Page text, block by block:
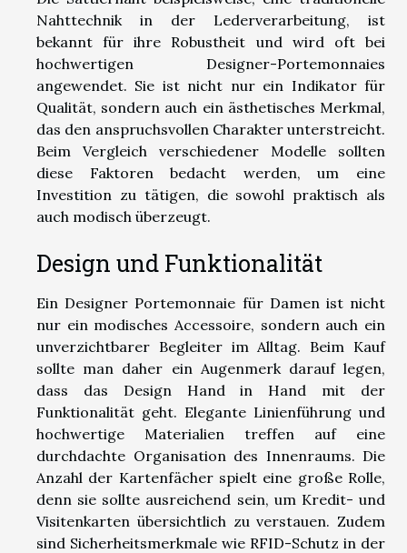
Nahttechnik in der Lederverarbeitung, ist
bekannt für ihre Robustheit und wird oft bei
hochwertigen Designer-Portemonnaies
angewendet. Sie ist nicht nur ein Indikator für
Qualität, sondern auch ein ästhetisches Merkmal,
das den anspruchsvollen Charakter unterstreicht.
Beim Vergleich verschiedener Modelle sollten
diese Faktoren bedacht werden, um eine
Investition zu tätigen, die sowohl praktisch als
auch modisch überzeugt.
Design und Funktionalität
Ein Designer Portemonnaie für Damen ist nicht
nur ein modisches Accessoire, sondern auch ein
unverzichtbarer Begleiter im Alltag. Beim Kauf
sollte man daher ein Augenmerk darauf legen,
dass das Design Hand in Hand mit der
Funktionalität geht. Elegante Linienführung und
hochwertige Materialien treffen auf eine
durchdachte Organisation des Innenraums. Die
Anzahl der Kartenfächer spielt eine große Rolle,
denn sie sollte ausreichend sein, um Kredit- und
Visitenkarten übersichtlich zu verstauen. Zudem
sind Sicherheitsmerkmale wie RFID-Schutz in der